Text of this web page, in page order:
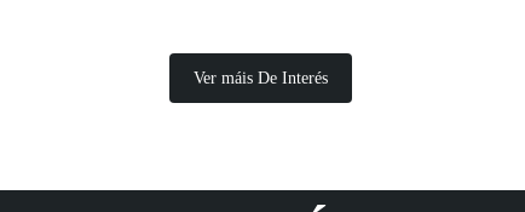
Ver máis De Interés